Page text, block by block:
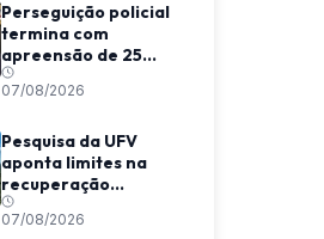
Perseguição policial
termina com
apreensão de 25
barras de maconha
entre Viçosa e
07/08/2026
Pesquisa da UFV
aponta limites na
recuperação
climática de
florestas
07/08/2026